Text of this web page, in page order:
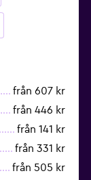
från 607 kr
från 446 kr
från 141 kr
från 331 kr
från 505 kr